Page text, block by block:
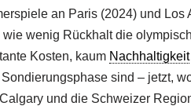
an Paris (2024) und Los
wenig Rückhalt die
Kosten, kaum Nachhaltigkeit
sind – jetzt,
und die Schweizer